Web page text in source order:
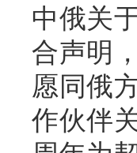
中俄关
合声明
愿同俄
作伙伴